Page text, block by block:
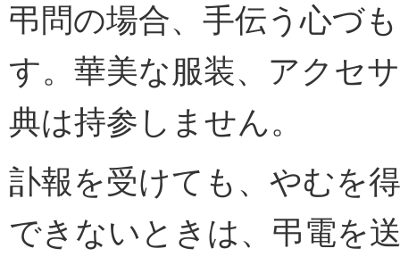
弔問の場合、手伝う心づ
す。華美な服装、アクセ
典は持参しません。
訃報を受けても、やむを
できないときは、弔電を